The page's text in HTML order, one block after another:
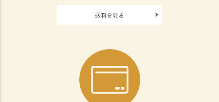
送料を見る